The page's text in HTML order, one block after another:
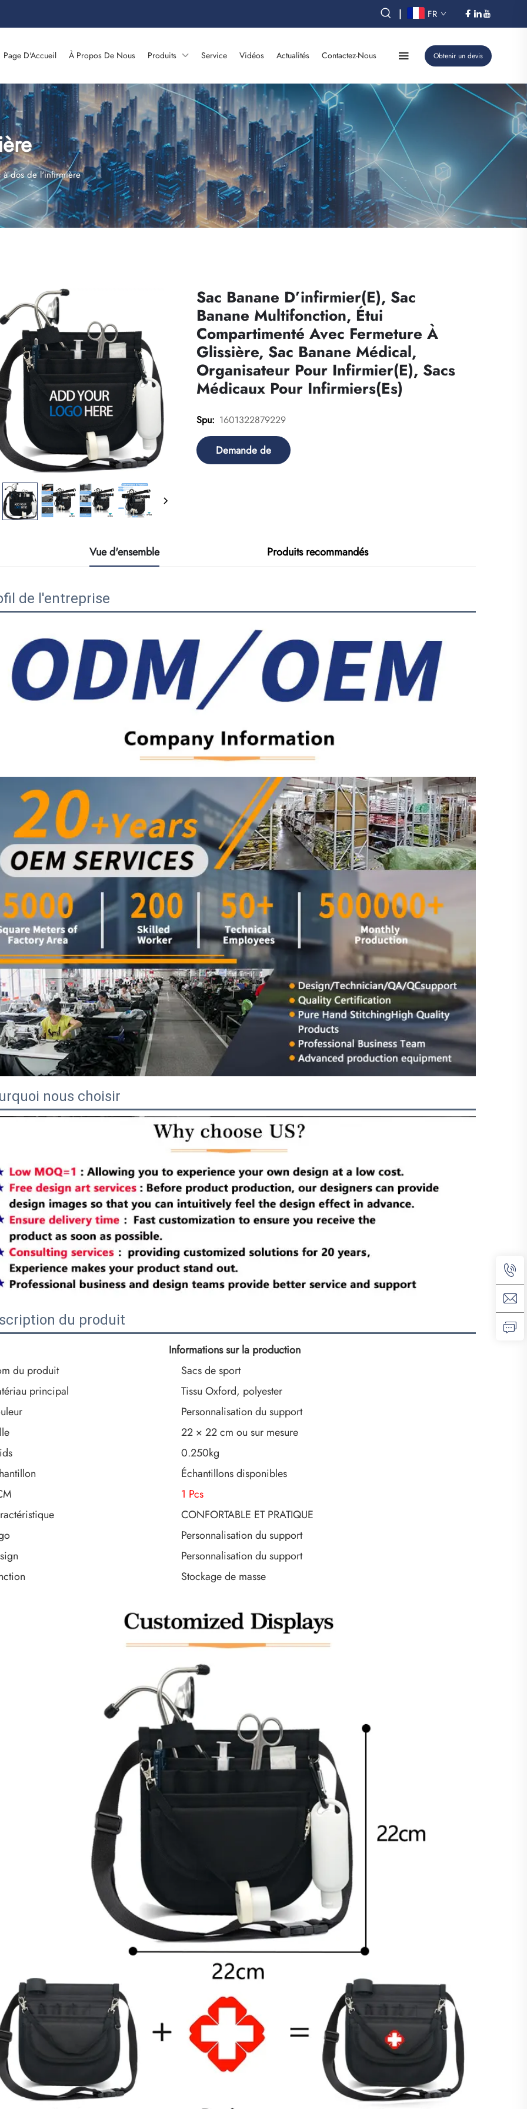
| FR
Page D'Accueil À Propos De Nous Produits Service Vidéos Actualités Contactez-Nous Obtenir un devis
à dos de l'infirmière
Sac Banane D’infirmier(e), Sac
Banane Multifonction, Étui
Compartimenté Avec Fermeture À
Glissière, Sac Banane Médical,
Organisateur Pour Infirmier(e), Sacs
Médicaux Pour Infirmiers(es)
Spu: 1601322879229
Demande de
Vue d'ensemble Produits recommandés
de l'entreprise
nous choisir
du produit
Informations sur la production
du produit
Sacs de sport
principal
Tissu Oxford, polyester
Personnalisation du support
22 × 22 cm ou sur mesure
0.250kg
Échantillons disponibles
1 Pcs
CONFORTABLE ET PRATIQUE
Personnalisation du support
Personnalisation du support
Stockage de masse